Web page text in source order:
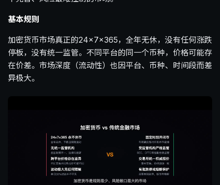
基本规则
加密货币市场真正的24×7×365，全年无休，没有任何涨跌
停板，没有统一监管。不同平台的同一个币种，价格可能存
在价差。市场深度（流动性）也因平台、币种、时间段而差
异极大。